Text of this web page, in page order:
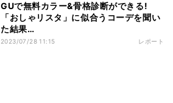
GUで無料カラー&骨格診断ができる!
「おしゃリスタ」に似合うコーデを聞い
た結果…
2023/07/28 11:15 レポート